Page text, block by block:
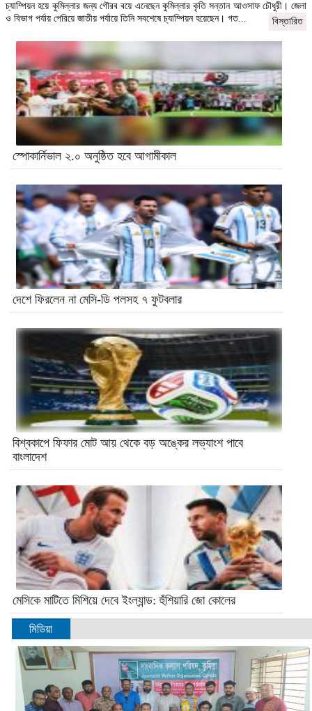
চ্যাম্পিয়ন হয়ে কুমিল্লার জন্য গৌরব বয়ে এনেছেন কুমিল্লার কৃতি সন্তান আওসাফ চৌধুরী। জেলা
ও বিভাগ পর্যায় পেরিয়ে জাতীয় পর্যায়ে তিনি সবশেষে চ্যাম্পিয়ন হয়েছেন। গত...
বিস্তারিত
স্পোকার্নিভাল ২.০ অনুষ্ঠিত হবে আগামীকাল
দেশে ফিরলেন না মেসি-ডি পলসহ ৭ ফুটবলার
বিশ্বকাপে ফিফার মোট আয় থেকে বড় অঙ্কের লভ্যাংশ পাবে
বাংলাদেশ
মেসিকে মাটিতে মিশিয়ে দেবে ইংল্যান্ড: হুঁশিয়ারি জো কোলের
মিডিয়া